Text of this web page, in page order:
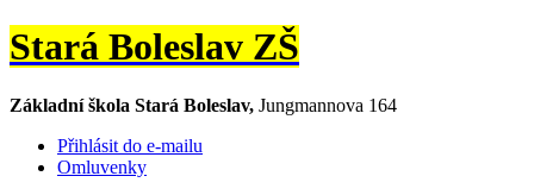
Stará Boleslav ZŠ
Základní škola Stará Boleslav, Jungmannova 164
Přihlásit do e-mailu
Omluvenky